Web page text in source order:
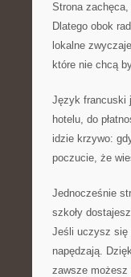
Strona
Dlatego obok
lokalne
które nie chcą
Język francuski
hotelu, do
idzie krzywo:
poczucie, że
Jednocześnie
szkoły
Jeśli uczysz się
napędzają.
zawsze możesz